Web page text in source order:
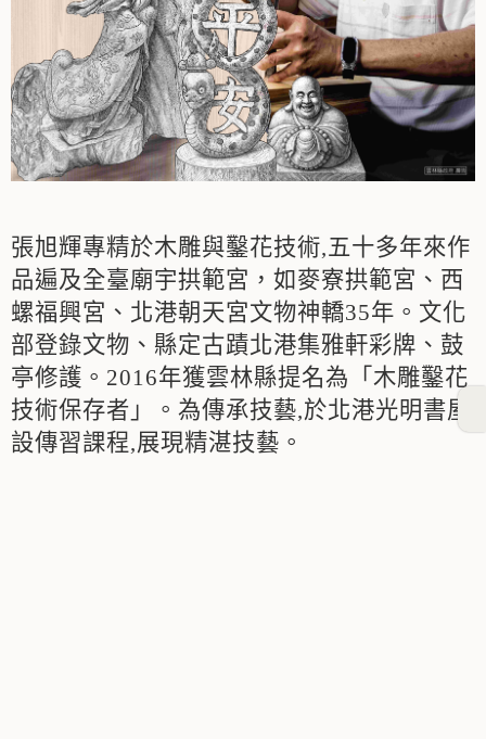
張旭輝專精於木雕與鑿花技術,五十多年來作
品遍及全臺廟宇拱範宮，如麥寮拱範宮、西
螺福興宮、北港朝天宮文物神轎35年。文化
部登錄文物、縣定古蹟北港集雅軒彩牌、鼓
亭修護。2016年獲雲林縣提名為「木雕鑿花
技術保存者」。為傳承技藝,於北港光明書屋
設傳習課程,展現精湛技藝。